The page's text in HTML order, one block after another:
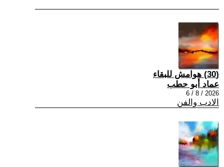
(30) هوامش للبقاء
عماد أبو حطب
2026 / 8 / 6
الادب والفن